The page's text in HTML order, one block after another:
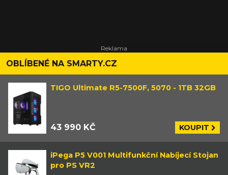
OBLÍBENÉ NA SMARTY.CZ
TIGO Ultimate R5-7500F, 5070 - 1TB 32GB
43 990 KČ KOUPIT
iPega P5 V001 Multifunkční Nabíjecí Stojan
pro PS VR2